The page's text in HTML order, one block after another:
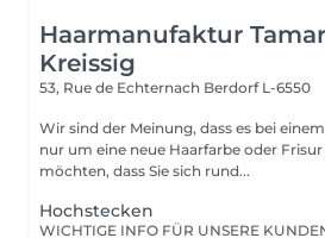
Haarmanufaktur
Kreissig
53, Rue de Echternach Berdorf L-6550
Wir sind der Meinung, dass es bei
nur um eine neue Haarfarbe oder
möchten, dass Sie sich rund...
Hochstecken